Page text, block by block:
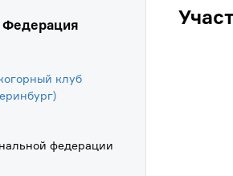
Федерация
клуб
федерации